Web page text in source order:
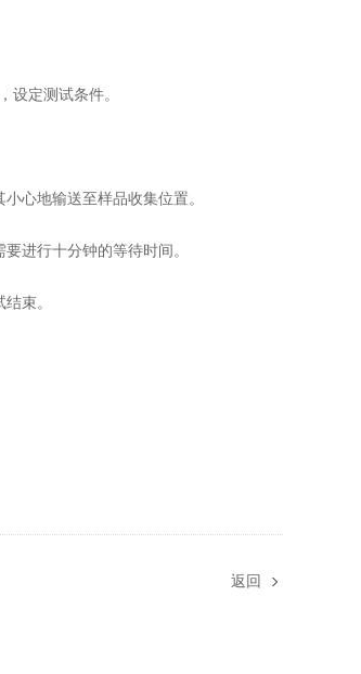
定测试条件。
心地输送至样品收集位置。
进行十分钟的等待时间。
束。
返回